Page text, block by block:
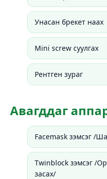
Унасан брекет наах
Mini screw суулгах
Рентген зураг
Авагддаг
Facemask зэмсэг /
Twinblock зэмсэг /
засах/